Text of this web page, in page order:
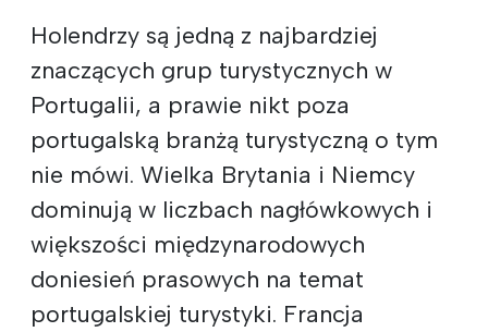
Holendrzy są jedną z najbardziej
znaczących grup turystycznych w
Portugalii, a prawie nikt poza
portugalską branżą turystyczną o tym
nie mówi. Wielka Brytania i Niemcy
dominują w liczbach nagłówkowych i
większości międzynarodowych
doniesień prasowych na temat
portugalskiej turystyki. Francja